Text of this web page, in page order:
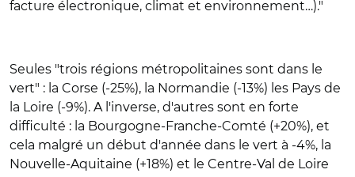
facture électronique, climat et environnement…)."
Seules "trois régions métropolitaines sont dans le
vert" : la Corse (-25%), la Normandie (-13%) les Pays de
la Loire (-9%). A l'inverse, d'autres sont en forte
difficulté : la Bourgogne-Franche-Comté (+20%), et
cela malgré un début d'année dans le vert à -4%, la
Nouvelle-Aquitaine (+18%) et le Centre-Val de Loire